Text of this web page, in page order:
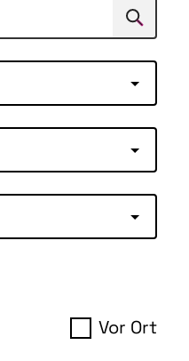
Suchen
Vor Ort